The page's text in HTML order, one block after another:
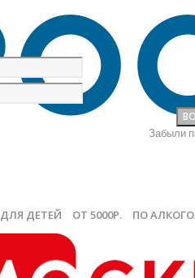
Забыли
ДЛЯ ДЕТЕЙ ОТ 5000Р. ПО